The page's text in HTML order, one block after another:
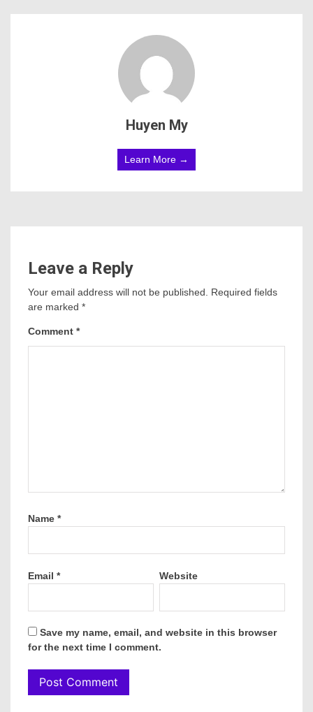
Huyen My
Learn More →
Leave a Reply
Your email address will not be published.
Required fields
are marked *
Comment *
Name *
Email * Website
Save my name, email, and website in this browser
for the next time I comment.